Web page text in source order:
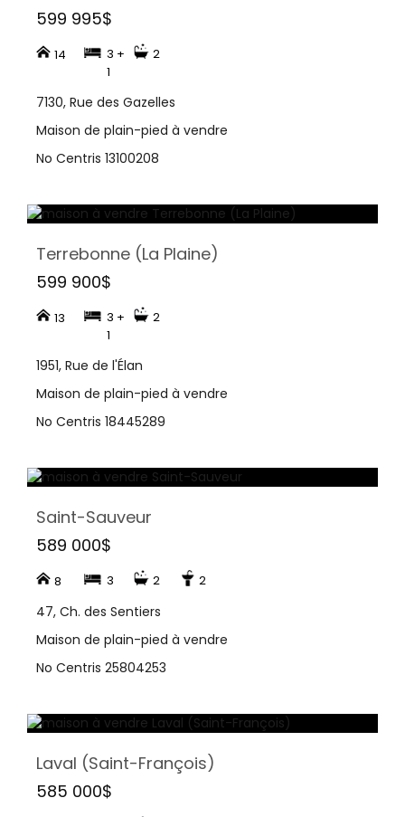
599 995$
14
3 +
1
2
7130, Rue des Gazelles
Maison de plain-pied à vendre
No Centris 13100208
Terrebonne (La Plaine)
599 900$
13
3 +
1
2
1951, Rue de l'Élan
Maison de plain-pied à vendre
No Centris 18445289
Saint-Sauveur
589 000$
8 3 2 2
47, Ch. des Sentiers
Maison de plain-pied à vendre
No Centris 25804253
Laval (Saint-François)
585 000$